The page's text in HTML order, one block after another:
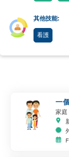
其他技能:
看護
一
家庭